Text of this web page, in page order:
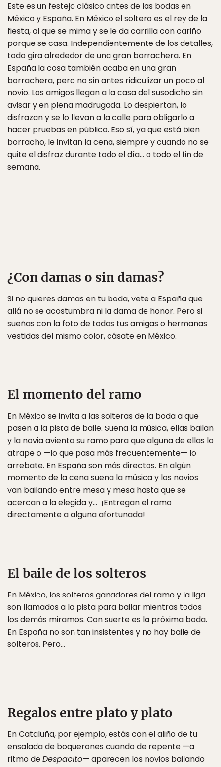
Este es un festejo clásico antes de las bodas en
México y España. En México el soltero es el rey de la
fiesta, al que se mima y se le da carrilla con cariño
porque se casa. Independientemente de los detalles,
todo gira alrededor de una gran borrachera. En
España la cosa también acaba en una gran
borrachera, pero no sin antes ridiculizar un poco al
novio. Los amigos llegan a la casa del susodicho sin
avisar y en plena madrugada. Lo despiertan, lo
disfrazan y se lo llevan a la calle para obligarlo a
hacer pruebas en público. Eso sí, ya que está bien
borracho, le invitan la cena, siempre y cuando no se
quite el disfraz durante todo el día… o todo el fin de
semana.
¿Con damas o sin damas?
Si no quieres damas en tu boda, vete a España que
allá no se acostumbra ni la dama de honor. Pero si
sueñas con la foto de todas tus amigas o hermanas
vestidas del mismo color, cásate en México.
El momento del ramo
En México se invita a las solteras de la boda a que
pasen a la pista de baile. Suena la música, ellas bailan
y la novia avienta su ramo para que alguna de ellas lo
atrape o —lo que pasa más frecuentemente— lo
arrebate. En España son más directos. En algún
momento de la cena suena la música y los novios
van bailando entre mesa y mesa hasta que se
acercan a la elegida y… ¡Entregan el ramo
directamente a alguna afortunada!
El baile de los solteros
En México, los solteros ganadores del ramo y la liga
son llamados a la pista para bailar mientras todos
los demás miramos. Con suerte es la próxima boda.
En España no son tan insistentes y no hay baile de
solteros. Pero…
Regalos entre plato y plato
En Cataluña, por ejemplo, estás con el aliño de tu
ensalada de boquerones cuando de repente —a
ritmo deDespacito— aparecen los novios bailando